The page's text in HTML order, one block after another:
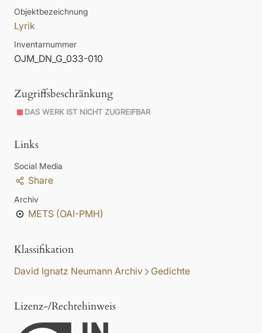
Objektbezeichnung
Lyrik
Inventarnummer
OJM_DN_G_033-010
Zugriffsbeschränkung
DAS WERK IST NICHT ZUGREIFBAR
Links
Social Media
Share
Archiv
METS (OAI-PMH)
Klassifikation
David Ignatz Neumann Archiv Gedichte
Lizenz-/Rechtehinweis